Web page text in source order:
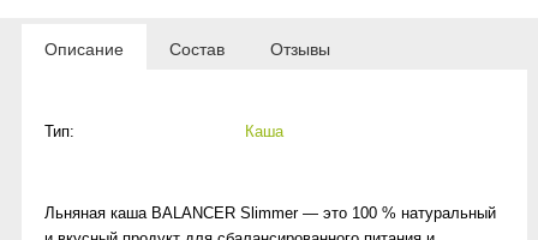
Описание Состав Отзывы
Тип: Каша
Льняная каша BALANCER Slimmer — это 100 % натуральный